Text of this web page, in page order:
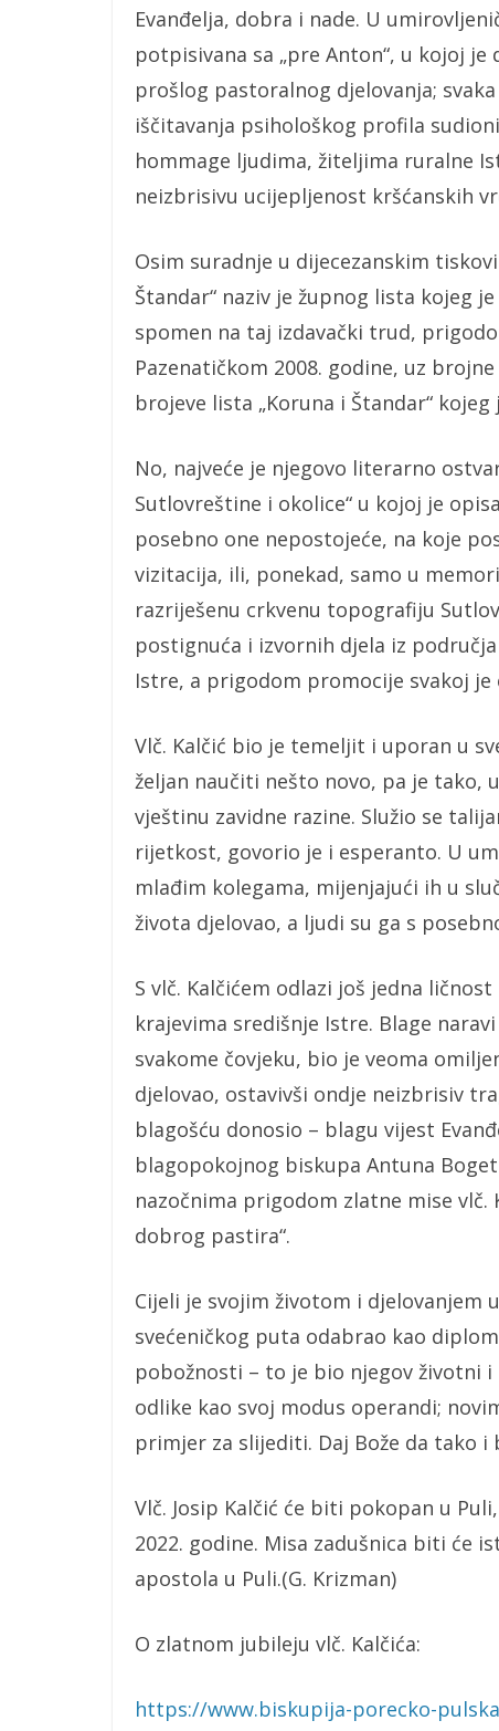
Evanđelja, dobra i nade. U
potpisivana sa „pre Anton“, u kojoj
prošlog pastoralnog djelovanja;
iščitavanja psihološkog profila
hommage ljudima, žiteljima ruralne
neizbrisivu ucijepljenost kršćanskih
Osim suradnje u dijecezanskim
Štandar“ naziv je župnog lista kojeg
spomen na taj izdavački trud,
Pazenatičkom 2008. godine, uz
brojeve lista „Koruna i Štandar“
No, najveće je njegovo literarno
Sutlovreštine i okolice“ u kojoj je
posebno one nepostojeće, na koje
vizitacija, ili, ponekad, samo u
razriješenu crkvenu topografiju
postignuća i izvornih djela iz
Istre, a prigodom promocije svakoj
Vlč. Kalčić bio je temeljit i uporan u
željan naučiti nešto novo, pa je tako,
vještinu zavidne razine. Služio se
rijetkost, govorio je i esperanto. U
mlađim kolegama, mijenjajući ih u
života djelovao, a ljudi su ga s
S vlč. Kalčićem odlazi još jedna
krajevima središnje Istre. Blage
svakome čovjeku, bio je veoma
djelovao, ostavivši ondje neizbrisiv
blagošću donosio – blagu vijest
blagopokojnog biskupa Antuna
nazočnima prigodom zlatne mise vlč.
dobrog pastira“.
Cijeli je svojim životom i djelovanjem
svećeničkog puta odabrao kao
pobožnosti – to je bio njegov životni
odlike kao svoj modus operandi;
primjer za slijediti. Daj Bože da tako i
Vlč. Josip Kalčić će biti pokopan u
2022. godine. Misa zadušnica biti će
apostola u Puli.(G. Krizman)
O zlatnom jubileju vlč. Kalčića:
https://www.biskupija-porecko-